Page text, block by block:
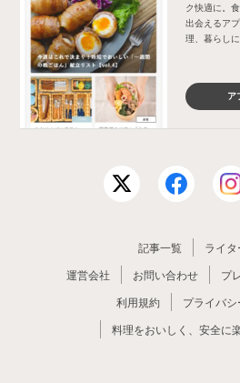
ク快適に。
出会えるア
理、暮らし
ア
記事一覧
ライ
運営会社
お問い合わせ
プ
利用規約
プライバ
料理をおいしく、安全に